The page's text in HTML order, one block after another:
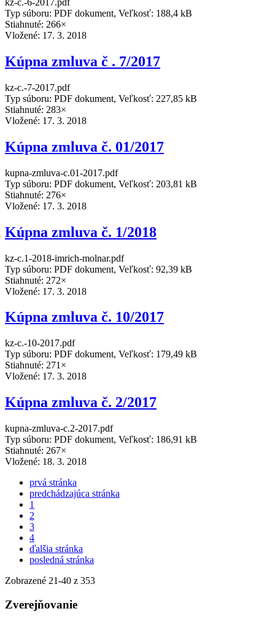
kz-c.-6-2017.pdf
Typ súboru: PDF dokument, Veľkosť: 188,4 kB
Stiahnuté: 266×
Vložené: 17. 3. 2018
Kúpna zmluva č . 7/2017
kz-c.-7-2017.pdf
Typ súboru: PDF dokument, Veľkosť: 227,85 kB
Stiahnuté: 283×
Vložené: 17. 3. 2018
Kúpna zmluva č. 01/2017
kupna-zmluva-c.01-2017.pdf
Typ súboru: PDF dokument, Veľkosť: 203,81 kB
Stiahnuté: 276×
Vložené: 17. 3. 2018
Kúpna zmluva č. 1/2018
kz-c.1-2018-imrich-molnar.pdf
Typ súboru: PDF dokument, Veľkosť: 92,39 kB
Stiahnuté: 272×
Vložené: 17. 3. 2018
Kúpna zmluva č. 10/2017
kz-c.-10-2017.pdf
Typ súboru: PDF dokument, Veľkosť: 179,49 kB
Stiahnuté: 271×
Vložené: 17. 3. 2018
Kúpna zmluva č. 2/2017
kupna-zmluva-c.2-2017.pdf
Typ súboru: PDF dokument, Veľkosť: 186,91 kB
Stiahnuté: 267×
Vložené: 18. 3. 2018
prvá stránka
predchádzajúca stránka
1
2
3
4
ďalšia stránka
posledná stránka
Zobrazené 21-40 z 353
Zverejňovanie